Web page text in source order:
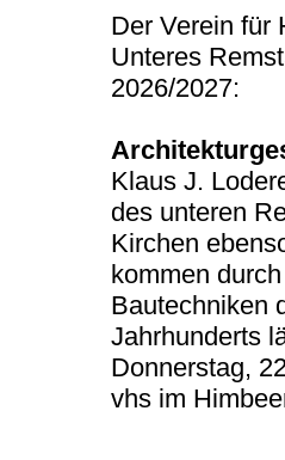
Der Verein für
Unteres
2026/2027:
Klaus J.
des unteren
Kirchen
kommen
Bautechniken
Jahrhunderts
Donnerstag,
vhs im